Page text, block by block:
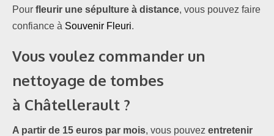
Pour fleurir une sépulture à distance, vous pouvez faire
confiance à Souvenir Fleuri.
Vous voulez commander un
nettoyage de tombes
à Châtellerault ?
A partir de 15 euros par mois, vous pouvez entretenir